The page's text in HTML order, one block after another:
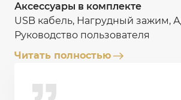
Аксессуары в комплекте
USB кабель, Нагрудный зажим,
Руководство пользователя
Читать полностью